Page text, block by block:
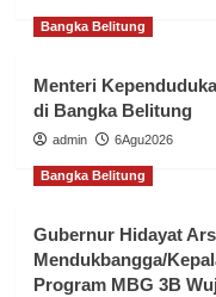
Bangka Belitung
Menteri
di Bangka Belitung
admin 6Agu2026
Bangka Belitung
Gubernur Hidayat
Mendukbangga/
Program MBG 3B